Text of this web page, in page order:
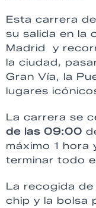
Esta carrera
su salida en la
Madrid y
la ciudad,
Gran Vía, la
lugares
La carrera se
de las 09:00
máximo 1
terminar todo
La recogida
chip y la bolsa